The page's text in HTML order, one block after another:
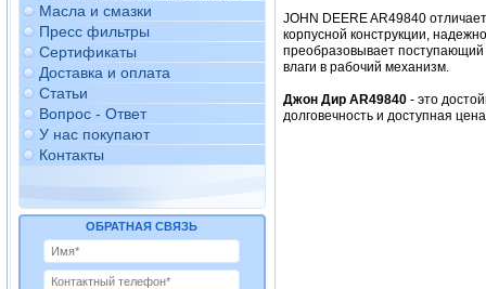
Масла и смазки
Пресс фильтры
Сертификаты
Доставка и оплата
Статьи
Вопрос - Ответ
У нас покупают
Контакты
ОБРАТНАЯ СВЯЗЬ
JOHN DEERE AR49840
корпусной конструкции,
преобразовывает поступающий
влаги в рабочий механизм.
Джон Дир AR49840 - это
долговечность и доступная